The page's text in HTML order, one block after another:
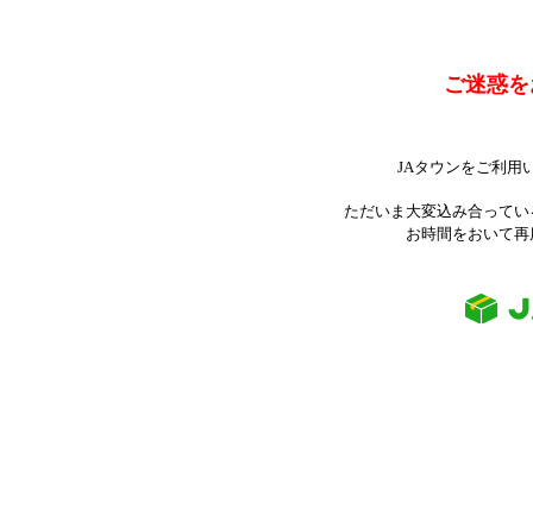
ご迷惑
JAタウンをご利用
ただいま大変込み合って
お時間をおいて